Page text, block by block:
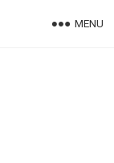
MENU